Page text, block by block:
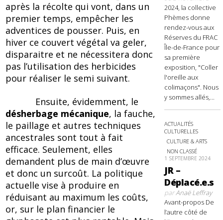
après la récolte qui vont, dans un
premier temps, empêcher les
adventices de pousser. Puis, en
hiver ce couvert végétal va geler,
disparaitre et ne nécessitera donc
pas l’utilisation des herbicides
pour réaliser le semi suivant.
Ensuite, évidemment, le
désherbage mécanique, la fauche,
le paillage et autres techniques
ancestrales sont tout à fait
efficace. Seulement, elles
demandent plus de main d’œuvre
et donc un surcoût. La politique
actuelle vise à produire en
réduisant au maximum les coûts,
or, sur le plan financier le
2024, la collective
Phèmes donne
rendez-vous aux
Réserves du FRAC
Île-de-France pour
sa première
exposition, "Coller
l'oreille aux
colimaçons". Nous
y sommes allés,...
ACTUALITÉS
CULTURELLES
CULTURE & ARTS
NON CLASSÉ
1 SEPTEMBRE 2024
JR –
Déplacé.e.s
parAnaë Leffray
Avant-propos De
l’autre côté de